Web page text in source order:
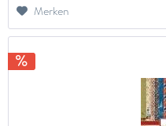
Merken